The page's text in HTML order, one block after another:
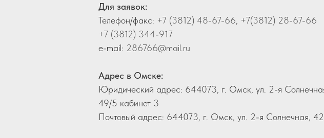
Для заявок:
Телефон/факс: +7 (3812) 48-67-66 +7(3812) 28-67-66
+7 (3812) 344-917
e-mail: 286766@mail.ru
Адрес в Омске:
Юридический адрес: 644073, г. Омск, ул. 2-я
49/5 кабинет 3
Почтовый адрес: 644073, г. Омск, ул. 2-я Солнечная,